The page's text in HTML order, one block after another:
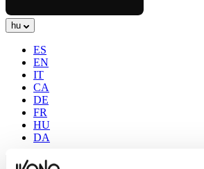
hu
ES
EN
IT
CA
DE
FR
HU
DA